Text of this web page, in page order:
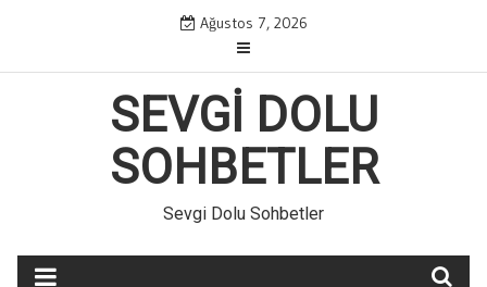
content
Ağustos 7, 2026
SEVGI DOLU
SOHBETLER
Sevgi Dolu Sohbetler